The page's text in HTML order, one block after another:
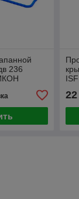
236
22